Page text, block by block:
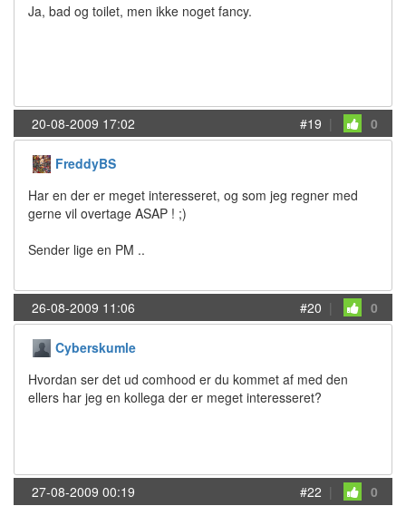
Ja, bad og toilet, men ikke noget fancy.
20-08-2009 17:02 #19 | 0
FreddyBS
Har en der er meget interesseret, og som jeg regner med
gerne vil overtage ASAP ! ;)
Sender lige en PM ..
26-08-2009 11:06 #20 | 0
Cyberskumle
Hvordan ser det ud comhood er du kommet af med den
ellers har jeg en kollega der er meget interesseret?
27-08-2009 00:19 #22 | 0